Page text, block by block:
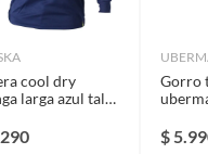
cool dry
larga azul talla
Gorro
$